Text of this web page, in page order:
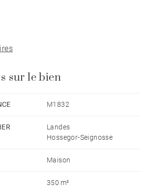
pièce de vie lumineuse,
et le jardin, profitant
chambres, dont une suite
également une maison d’amis
et de deux salles de bains.
sur le bien
M1832
Landes
Hossegor-Seignosse
Maison
350 m²